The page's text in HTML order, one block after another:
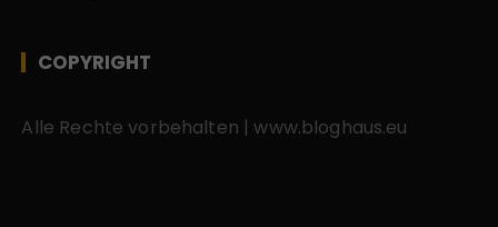
COPYRIGHT
Alle Rechte vorbehalten | www.bloghaus.eu